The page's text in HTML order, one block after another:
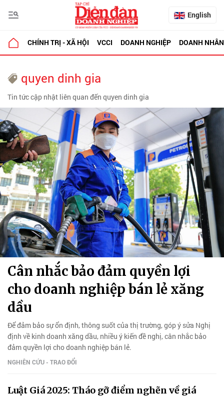
English
CHÍNH TRỊ - XÃ HỘI VCCI DOANH NGHIỆP DOANH NHÂN
quyen dinh gia
Tin tức cập nhật liên quan đến quyen dinh gia
Cân nhắc bảo đảm quyền lợi
cho doanh nghiệp bán lẻ xăng
dầu
Để đảm bảo sự ổn định, thông suốt của thị trường, góp ý sửa Nghị
định về kinh doanh xăng dầu, nhiều ý kiến đề nghị, cân nhắc bảo
đảm quyền lợi cho doanh nghiệp bán lẻ.
NGHIÊN CỨU - TRAO ĐỔI
Luật Giá 2025: Tháo gỡ điểm nghẽn về giá